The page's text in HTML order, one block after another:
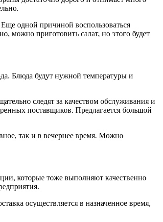
одной причиной воспользоваться
можно приготовить салат, но этого будет
Блюда будут нужной температуры и
следят за качеством обслуживания и
поставщиков. Предлагается большой
так и в вечернее время. Можно
которые тоже выполняют качественно
осуществляется в назначенное время,